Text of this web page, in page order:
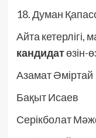
18. Думан
Айта
кандидатөзін-
Азамат Әміртай
Бақыт Исаев
Серікболат